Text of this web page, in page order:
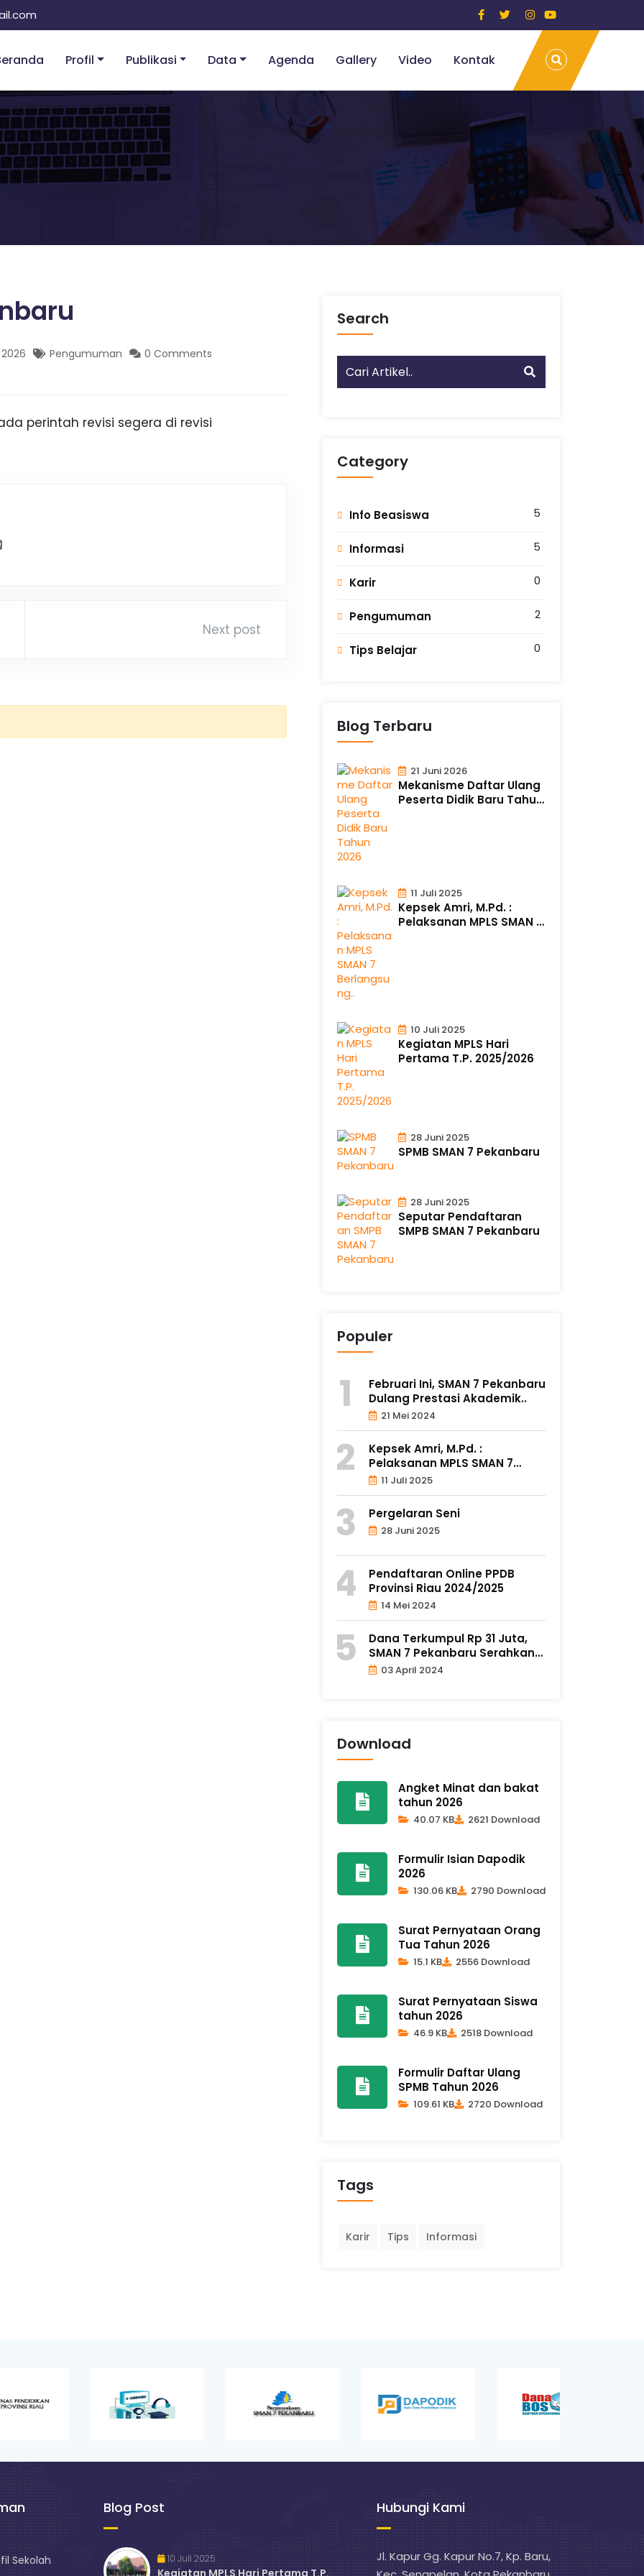
Profil Publikasi Data Agenda Gallery Video Kontak
Pengumuman
0 Comments
perintah revisi segera di revisi
Next post
Search
Category
Info Beasiswa 5
Informasi 5
Karir 0
Pengumuman 2
Tips Belajar 0
Blog Terbaru
21 Juni 2026
Mekanisme Daftar Ulang
Peserta Didik Baru Tahun
11 Juli 2025
Kepsek Amri, M.Pd. :
Pelaksanan MPLS SMAN 7
10 Juli 2025
Kegiatan MPLS Hari
Pertama T.P. 2025/2026
28 Juni 2025
SPMB SMAN 7 Pekanbaru
28 Juni 2025
Seputar Pendaftaran
SMPB SMAN 7 Pekanbaru
Populer
Februari Ini, SMAN 7 Pekanbaru
Dulang Prestasi Akademik..
21 Mei 2024
Kepsek Amri, M.Pd. :
Pelaksanan MPLS SMAN 7
Berlangsung..
11 Juli 2025
Pergelaran Seni
28 Juni 2025
Pendaftaran Online PPDB
Provinsi Riau 2024/2025
14 Mei 2024
Dana Terkumpul Rp 31 Juta,
SMAN 7 Pekanbaru Serahkan
Ba..03 April 2024
Download
Angket Minat dan bakat
tahun 2026
40.07 KB 2621 Download
Formulir Isian Dapodik
2026
130.06 KB 2790 Download
Surat Pernyataan Orang
Tua Tahun 2026
15.1 KB 2556 Download
Surat Pernyataan Siswa
tahun 2026
46.9 KB 2518 Download
Formulir Daftar Ulang
SPMB Tahun 2026
109.61 KB 2720 Download
Tags
Karir Tips Informasi
Sekolah
Blog Post
10 Juli 2025
Kegiatan MPLS Hari Pertama T.P.
Hubungi Kami
Jl. Kapur Gg. Kapur No.7, Kp. Baru,